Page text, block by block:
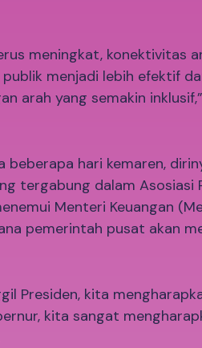
meningkat, konektivitas
menjadi lebih efektif
arah yang semakin
beberapa hari kemaren,
tergabung dalam Asosiasi
Menteri Keuangan
pemerintah pusat akan
Presiden, kita
kita sangat